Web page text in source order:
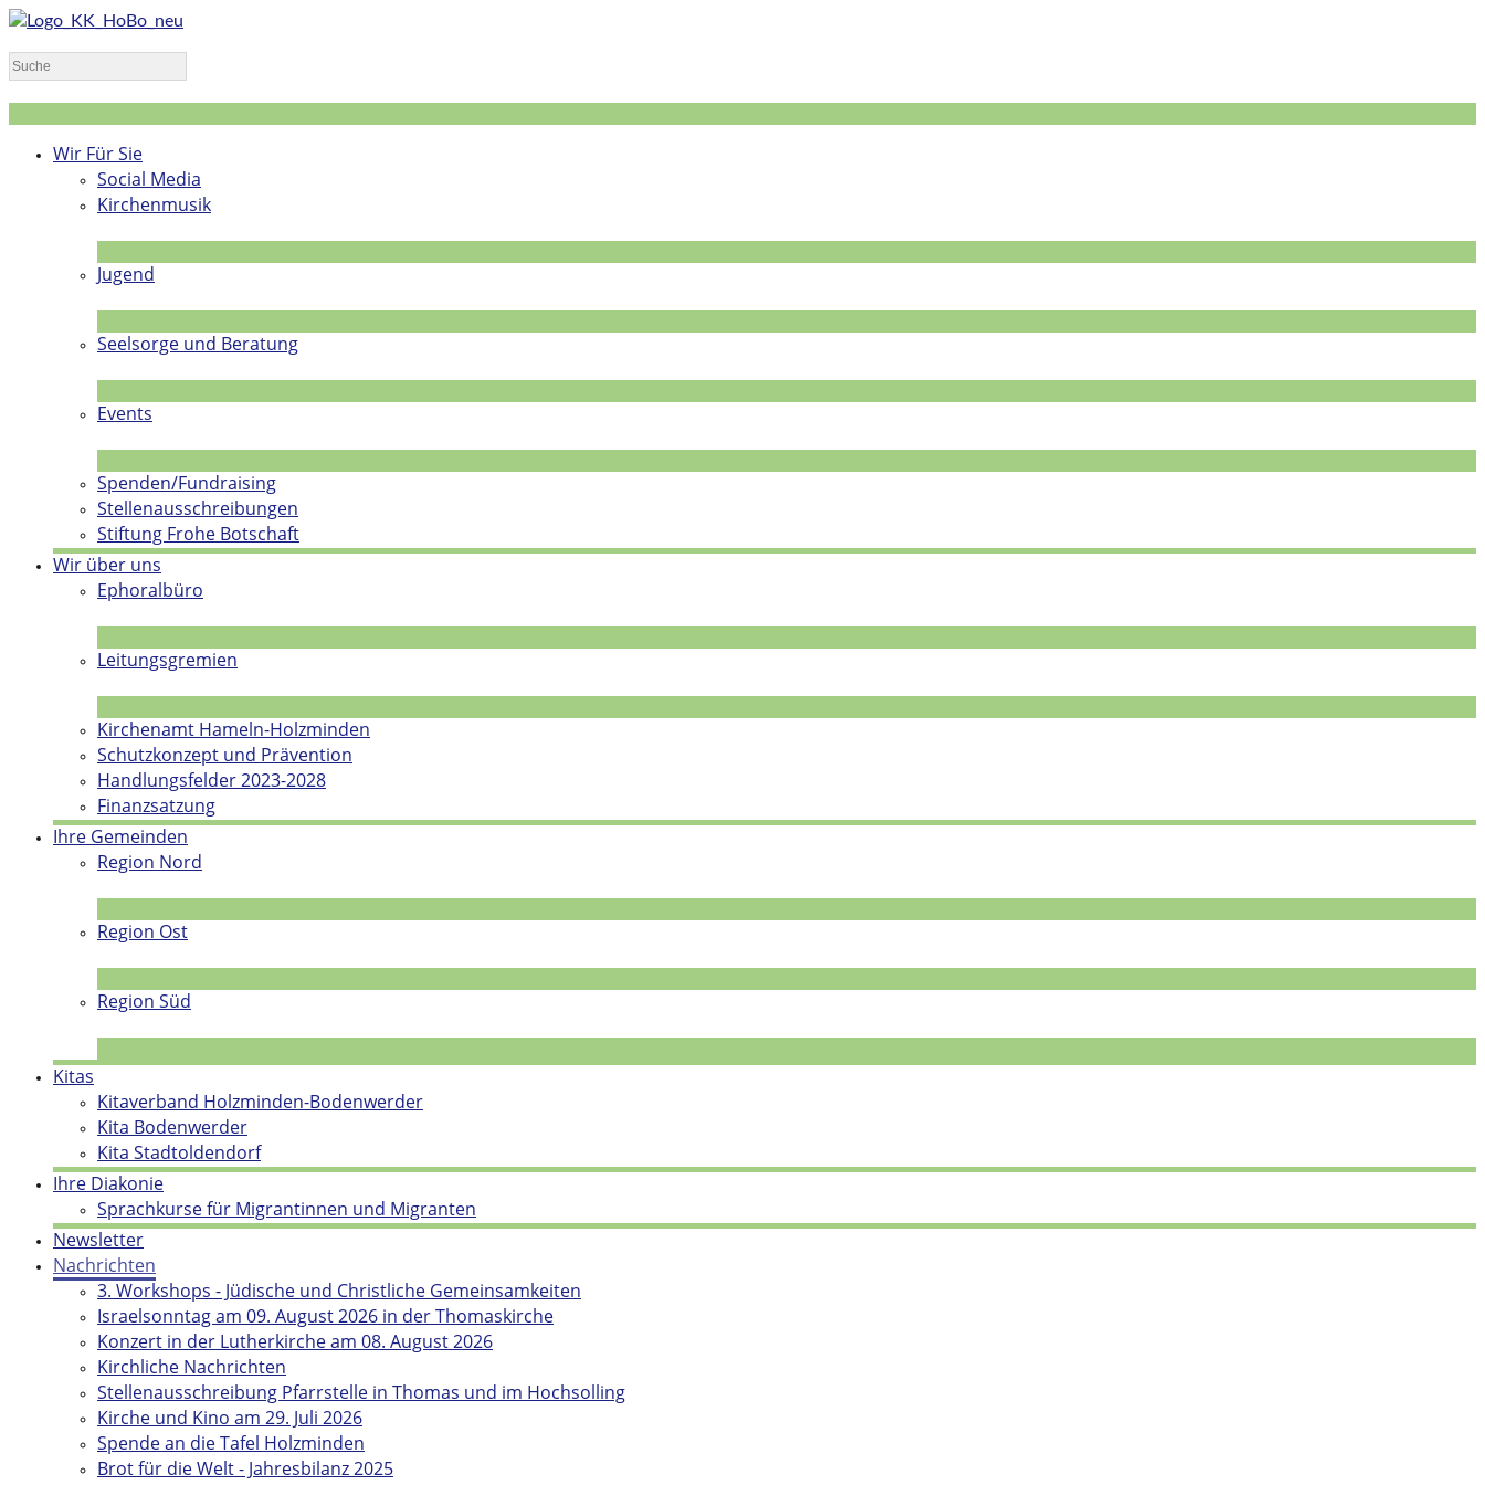
Wir Für Sie
Social Media
Kirchenmusik
Jugend
Seelsorge und Beratung
Events
Spenden/Fundraising
Stellenausschreibungen
Stiftung Frohe Botschaft
Wir über uns
Ephoralbüro
Leitungsgremien
Kirchenamt Hameln-Holzminden
Schutzkonzept und Prävention
Handlungsfelder 2023-2028
Finanzsatzung
Ihre Gemeinden
Region Nord
Region Ost
Region Süd
Kitas
Kitaverband Holzminden-Bodenwerder
Kita Bodenwerder
Kita Stadtoldendorf
Ihre Diakonie
Sprachkurse für Migrantinnen und Migranten
Newsletter
Nachrichten
3. Workshops - Jüdische und Christliche Gemeinsamkeiten
Israelsonntag am 09. August 2026 in der Thomaskirche
Konzert in der Lutherkirche am 08. August 2026
Kirchliche Nachrichten
Stellenausschreibung Pfarrstelle in Thomas und im Hochsolling
Kirche und Kino am 29. Juli 2026
Spende an die Tafel Holzminden
Brot für die Welt - Jahresbilanz 2025